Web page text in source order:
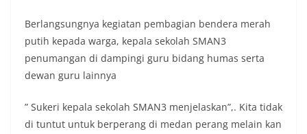
Berlangsungnya kegiatan pembagian bendera merah
putih kepada warga, kepala sekolah SMAN3
penumangan di dampingi guru bidang humas serta
dewan guru lainnya
” Sukeri kepala sekolah SMAN3 menjelaskan”,. Kita tidak
di tuntut untuk berperang di medan perang melain kan